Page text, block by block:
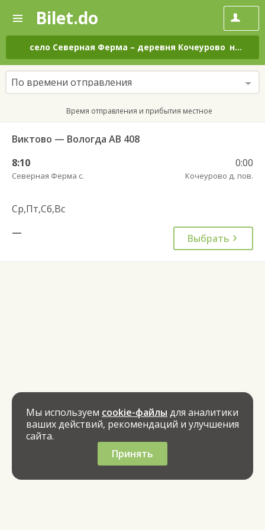
—
Поиск
и
покупка
билетов
на
автобус
онлайн
Bilet.do
село Северная Ферма – деревня Кочеурово на все дни
По времени отправления
Время отправления и прибытия местное
Виктово — Вологда АВ 408
8:10
Северная Ферма с.
0:00
Кочеурово д. пов.
Ср,Пт,Сб,Вс
—
Выбрать
Мы используем cookie-файлы для аналитики
ваших действий, рекомендаций и улучшения
сайта.
Принять